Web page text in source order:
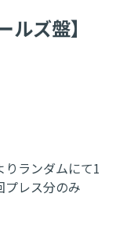
ルズ盤】
りランダムにて1
レス分のみ